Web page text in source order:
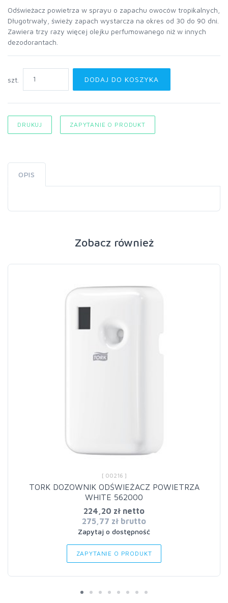
Odświeżacz powietrza w sprayu o zapachu owoców tropikalnych,
Długotrwały, świeży zapach wystarcza na okres od 30 do 90 dni.
Zawiera trzy razy więcej olejku perfumowanego niż w innych
dezodorantach.
szt. DODAJ DO KOSZYKA
DRUKUJ ZAPYTANIE O PRODUKT
OPIS
Zobacz również
[ 00216 ]
TORK DOZOWNIK ODŚWIEŻACZ POWIETRZA
WHITE 562000
224,20 zł netto
275,77 zł brutto
Zapytaj o dostępność
ZAPYTANIE O PRODUKT